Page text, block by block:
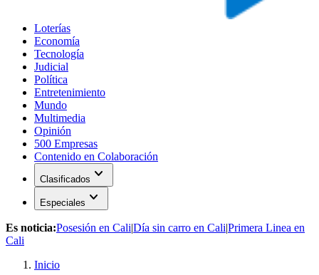
Loterías
Economía
Tecnología
Judicial
Política
Entretenimiento
Mundo
Multimedia
Opinión
500 Empresas
Contenido en Colaboración
Clasificados expand_more
Especiales expand_more
Es noticia:Posesión en Cali|Día sin carro en Cali|Primera Linea en
Cali
Inicio